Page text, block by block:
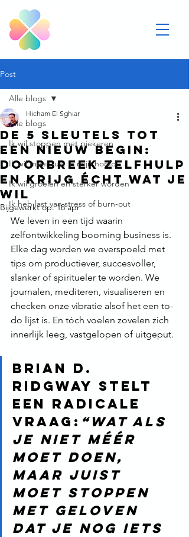
Post
Alle blogs
Ik wil stoppen met piekeren
Ik wil meer rust in mijn hoofd
Ik wil groeien en sterker worden
Ik heb last van stress of burn-out
Alle blogs
De 5 sleutels tot
een nieuw begin:
doorbreek zelfhulp
en krijg écht wat je
wil
Hicham El Sghiar
Bijgewerkt op:18 apr
We leven in een tijd waarin
zelfontwikkeling booming business is.
Elke dag worden we overspoeld met
tips om productiever, succesvoller,
slanker of spiritueler te worden. We
journalen, mediteren, visualiseren en
checken onze vibratie alsof het een to-
do lijst is. En tóch voelen zovelen zich
innerlijk leeg, vastgelopen of uitgeput.
Brian D.
Ridgway stelt
een radicale
vraag: “Wat als
je niet méér
moet doen,
maar juist
moet stoppen
met geloven
dat je nog iets